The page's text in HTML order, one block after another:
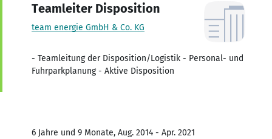
Teamleiter Disposition
team energie GmbH & Co. KG
- Teamleitung der Disposition/Logistik - Personal- und
Fuhrparkplanung - Aktive Disposition
6 Jahre und 9 Monate, Aug. 2014 - Apr. 2021